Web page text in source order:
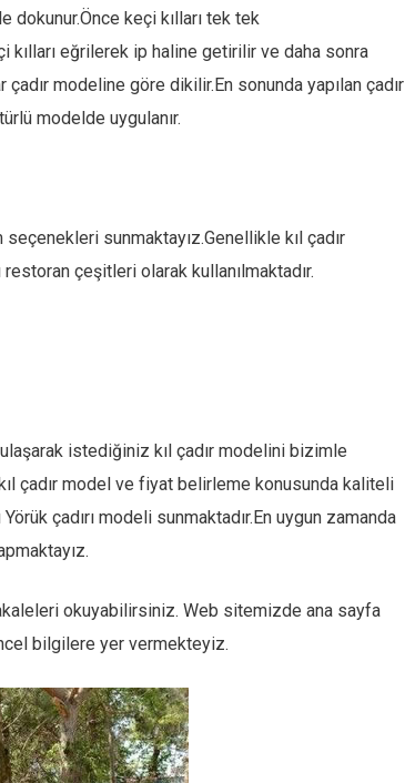
dokunur.Önce keçi kılları tek tek
kılları eğrilerek ip haline getirilir ve daha sonra
modeline göre dikilir.En sonunda yapılan çadır
modelde uygulanır.
seçenekleri sunmaktayız.Genellikle kıl çadır
çeşitleri olarak kullanılmaktadır.
istediğiniz kıl çadır modelini bizimle
çadır model ve fiyat belirleme konusunda kaliteli
çadırı modeli sunmaktadır.En uygun zamanda
okuyabilirsiniz. Web sitemizde ana sayfa
bilgilere yer vermekteyiz.